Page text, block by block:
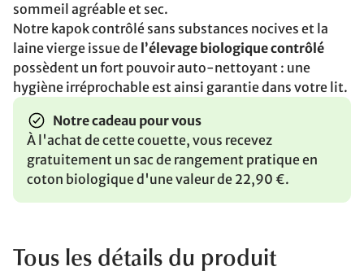
sommeil agréable et sec.
Notre kapok contrôlé sans substances nocives et la
laine vierge issue de l’élevage biologique contrôlé
possèdent un fort pouvoir auto-nettoyant : une
hygiène irréprochable est ainsi garantie dans votre lit.
Notre cadeau pour vous
À l'achat de cette couette, vous recevez
gratuitement un sac de rangement pratique en
coton biologique d'une valeur de 22,90 €.
Tous les détails du produit